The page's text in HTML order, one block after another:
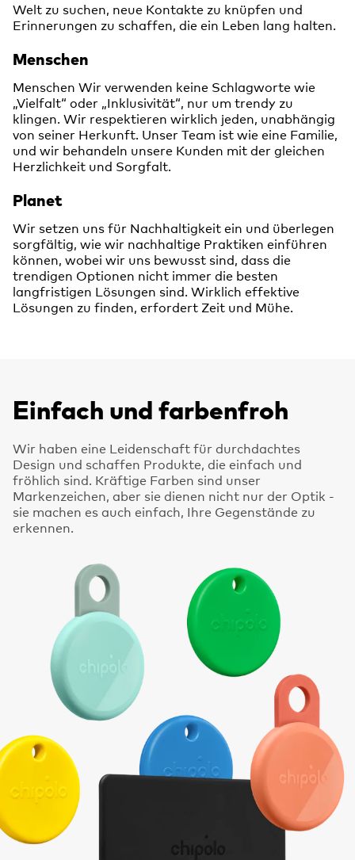
Welt zu suchen, neue Kontakte zu knüpfen und
Erinnerungen zu schaffen, die ein Leben lang halten.
Menschen
Menschen Wir verwenden keine Schlagworte wie
„Vielfalt“ oder „Inklusivität“, nur um trendy zu
klingen. Wir respektieren wirklich jeden, unabhängig
von seiner Herkunft. Unser Team ist wie eine Familie,
und wir behandeln unsere Kunden mit der gleichen
Herzlichkeit und Sorgfalt.
Planet
Wir setzen uns für Nachhaltigkeit ein und überlegen
sorgfältig, wie wir nachhaltige Praktiken einführen
können, wobei wir uns bewusst sind, dass die
trendigen Optionen nicht immer die besten
langfristigen Lösungen sind. Wirklich effektive
Lösungen zu finden, erfordert Zeit und Mühe.
Einfach und farbenfroh
Wir haben eine Leidenschaft für durchdachtes
Design und schaffen Produkte, die einfach und
fröhlich sind. Kräftige Farben sind unser
Markenzeichen, aber sie dienen nicht nur der Optik -
sie machen es auch einfach, Ihre Gegenstände zu
erkennen.